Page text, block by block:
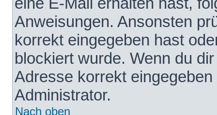
Anweisungen. Ansonsten
korrekt eingegeben hast
blockiert wurde. Wenn du
Adresse korrekt
Administrator.
Nach oben